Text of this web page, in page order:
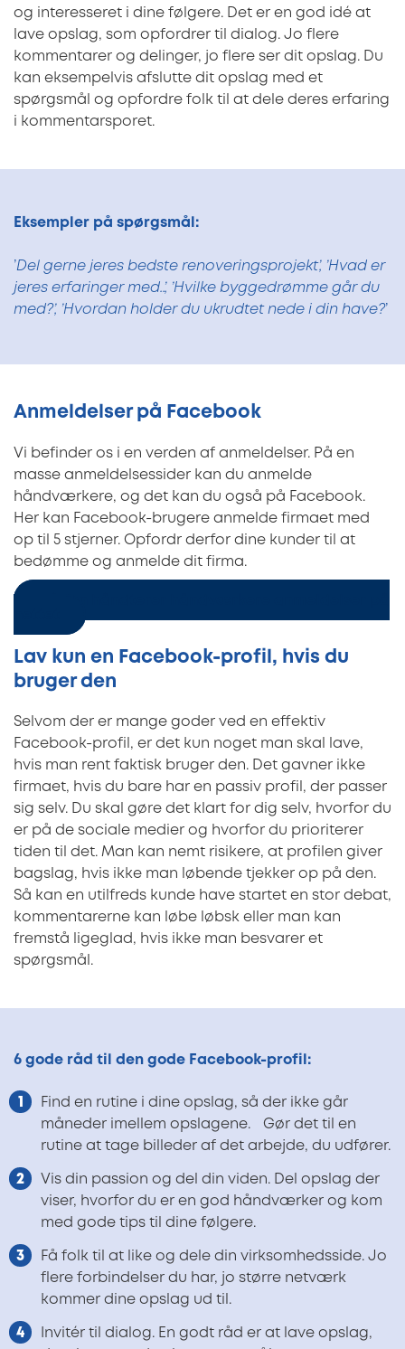
og interesseret i dine følgere. Det er en god idé at
lave opslag, som opfordrer til dialog. Jo flere
kommentarer og delinger, jo flere ser dit opslag. Du
kan eksempelvis afslutte dit opslag med et
spørgsmål og opfordre folk til at dele deres erfaring
i kommentarsporet.
Eksempler på spørgsmål:
’Del gerne jeres bedste renoveringsprojekt’, ’Hvad er
jeres erfaringer med..’, ’Hvilke byggedrømme går du
med?’, ’Hvordan holder du ukrudtet nede i din have?’
Anmeldelser på Facebook
Vi befinder os i en verden af anmeldelser. På en
masse anmeldelsessider kan du anmelde
håndværkere, og det kan du også på Facebook.
Her kan Facebook-brugere anmelde firmaet med
op til 5 stjerner. Opfordr derfor dine kunder til at
bedømme og anmelde dit firma.
Lav kun en Facebook-profil, hvis du
bruger den
Selvom der er mange goder ved en effektiv
Facebook-profil, er det kun noget man skal lave,
hvis man rent faktisk bruger den. Det gavner ikke
firmaet, hvis du bare har en passiv profil, der passer
sig selv. Du skal gøre det klart for dig selv, hvorfor du
er på de sociale medier og hvorfor du prioriterer
tiden til det. Man kan nemt risikere, at profilen giver
bagslag, hvis ikke man løbende tjekker op på den.
Så kan en utilfreds kunde have startet en stor debat,
kommentarerne kan løbe løbsk eller man kan
fremstå ligeglad, hvis ikke man besvarer et
spørgsmål.
6 gode råd til den gode Facebook-profil:
Find en rutine i dine opslag, så der ikke går
måneder imellem opslagene. Gør det til en
rutine at tage billeder af det arbejde, du udfører.
Vis din passion og del din viden. Del opslag der
viser, hvorfor du er en god håndværker og kom
med gode tips til dine følgere.
Få folk til at like og dele din virksomhedsside. Jo
flere forbindelser du har, jo større netværk
kommer dine opslag ud til.
Invitér til dialog. En godt råd er at lave opslag,